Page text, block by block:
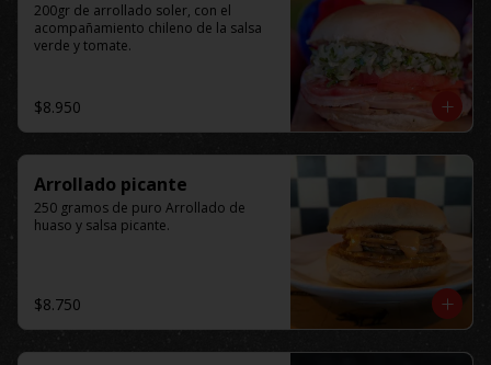
200gr de arrollado soler, con el
acompañamiento chileno de la salsa
verde y tomate.
$8.950
Arrollado picante
250 gramos de puro Arrollado de
huaso y salsa picante.
$8.750